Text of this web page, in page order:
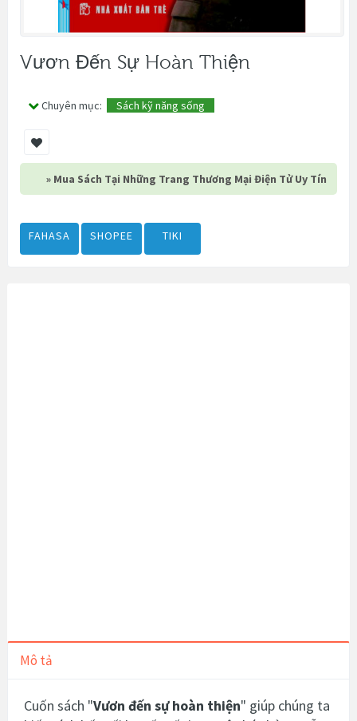
Vươn Đến Sự Hoàn Thiện
Chuyên mục: Sách kỹ năng sống
» Mua Sách Tại Những Trang Thương Mại Điện Tử Uy Tín
FAHASA SHOPEE TIKI
Mô tả
Cuốn sách "Vươn đến sự hoàn thiện" giúp chúng ta